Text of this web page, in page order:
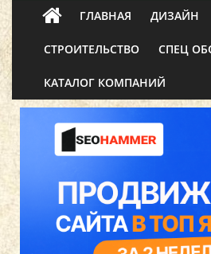
ГЛАВНАЯ ДИЗАЙН
СТРОИТЕЛЬСТВО СПЕЦ
КАТАЛОГ КОМПАНИЙ